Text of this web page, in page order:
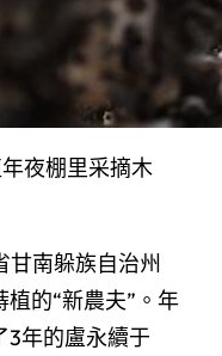
夜棚里采摘木
甘南躲族自治州
的“新農夫”。年
3年的盧永續于